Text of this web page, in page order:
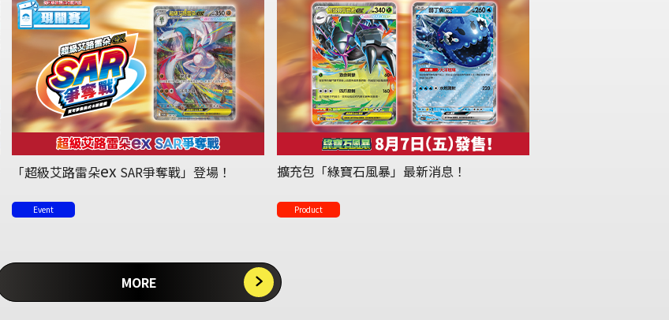
「超級艾路雷朵ex SAR爭奪戰」登場！
Event
擴充包「綠寶石風暴」最新消息！
Product
MORE